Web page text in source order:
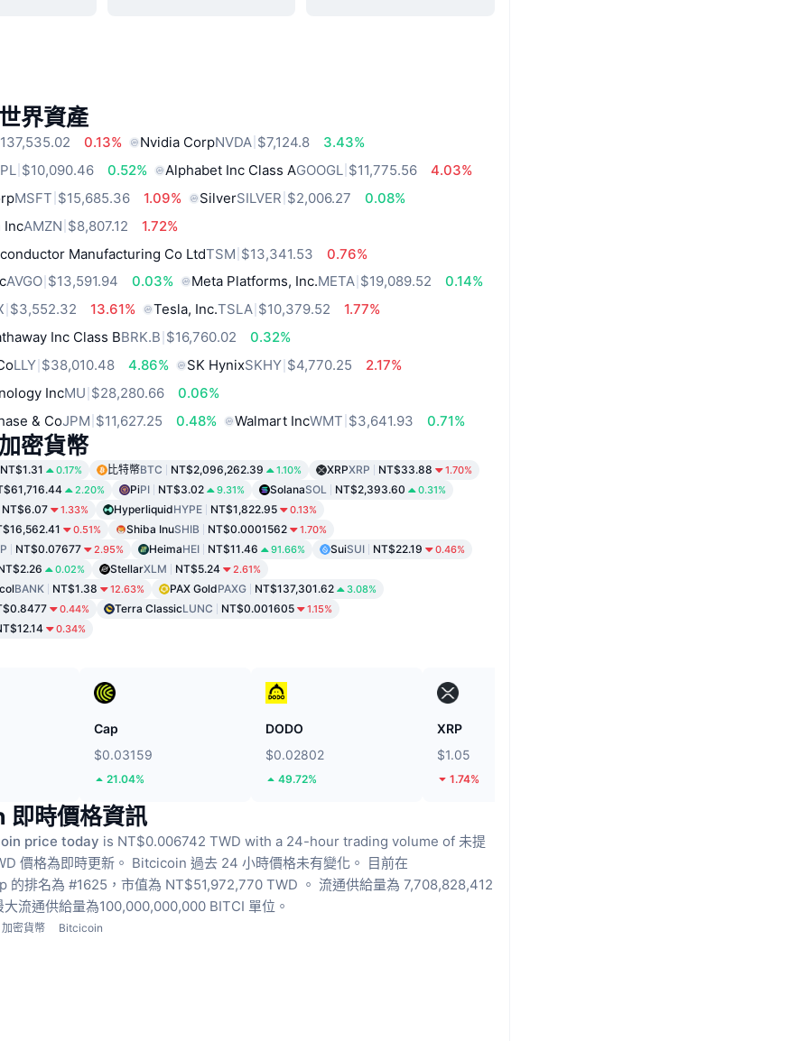
界資產
0.13% Nvidia CorpNVDA $7,124.8
3.43%
$10,090.46 0.52% Alphabet Inc Class AGOOGL $11,775.56
4.03%
MSFT $15,685.36 1.09% SilverSILVER $2,006.27
0.08%
IncAMZN $8,807.12
1.72%
Manufacturing Co LtdTSM $13,341.53
0.76%
AVGO $13,591.94 0.03% Meta Platforms, Inc.META $19,089.52
0.14%
$3,552.32 13.61% Tesla, Inc.TSLA $10,379.52
1.77%
Inc Class BBRK.B $16,760.02
0.32%
LLY $38,010.48 4.86% SK HynixSKHY $4,770.25
2.17%
IncMU $28,280.66
0.06%
& CoJPM $11,627.25 0.48% Walmart IncWMT $3,641.93 0.71%
密貨幣
NT$1.31 0.17% 比特幣BTC NT$2,096,262.39 1.10% XRPXRP NT$33.88 1.70%
2.20% PiPI NT$3.02 9.31% SolanaSOL NT$2,393.60 0.31%
NT$6.07 1.33% HyperliquidHYPE NT$1,822.95 0.13%
0.51% Shiba InuSHIB NT$0.0001562 1.70%
NT$0.07677 2.95% HeimaHEI NT$11.46 91.66% SuiSUI NT$22.19 0.46%
0.02% StellarXLM NT$5.24 2.61%
BANK NT$1.38 12.63% PAX GoldPAXG NT$137,301.62 3.08%
0.44% Terra ClassicLUNC NT$0.001605 1.15%
0.34%
Cap
$0.03159
21.04%
DODO
$0.02802
49.72%
XRP
$1.05
1.74%
時價格資訊
price today is NT$0.006742 TWD with a 24-hour trading volume of 未提
價格為即時更新。 Bitcicoin 過去 24 小時價格未有變化。 目前在
的排名為 #1625，市值為 NT$51,972,770 TWD 。 流通供給量為 7,708,828,412
大流通供給量為100,000,000,000 BITCI 單位。
加密貨幣 Bitcicoin